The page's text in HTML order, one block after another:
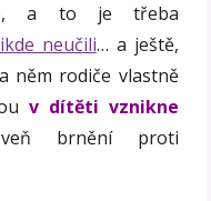
a to je třeba
neučili… a ještě,
něm rodiče vlastně
v dítěti vznikne
brnění proti